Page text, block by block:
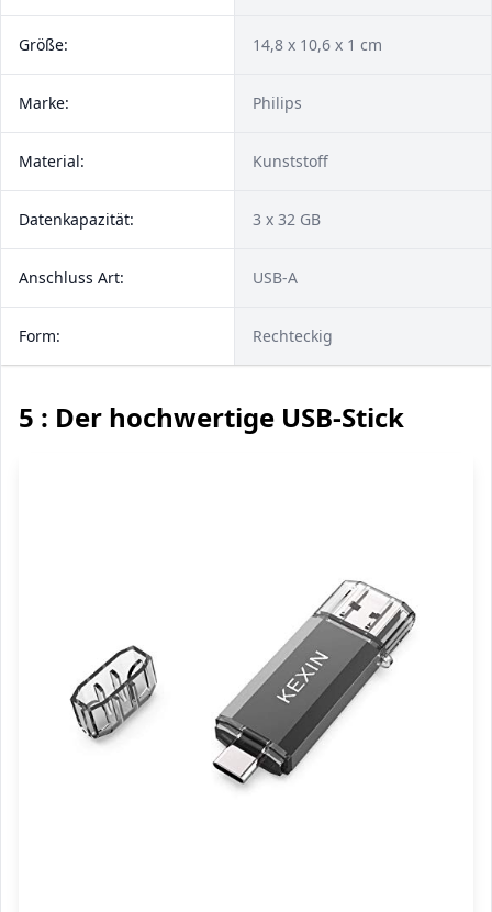
Größe: 14,8 x 10,6 x 1 cm
Marke: Philips
Material: Kunststoff
Datenkapazität: 3 x 32 GB
Anschluss Art: USB-A
Form: Rechteckig
5 : Der hochwertige USB-Stick